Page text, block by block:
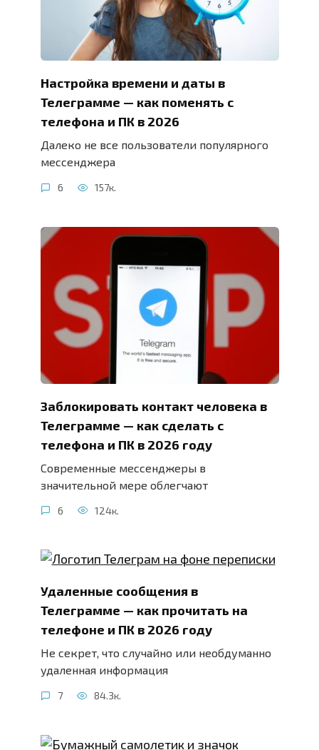
Настройка времени и даты в
Телеграмме — как поменять с
телефона и ПК в 2026
Далеко не все пользователи популярного
мессенджера
6 157к.
Заблокировать контакт человека в
Телеграмме — как сделать с
телефона и ПК в 2026 году
Современные мессенджеры в
значительной мере облегчают
6 124к.
Удаленные сообщения в
Телеграмме — как прочитать на
телефоне и ПК в 2026 году
Не секрет, что случайно или необдуманно
удаленная информация
7 84.3к.